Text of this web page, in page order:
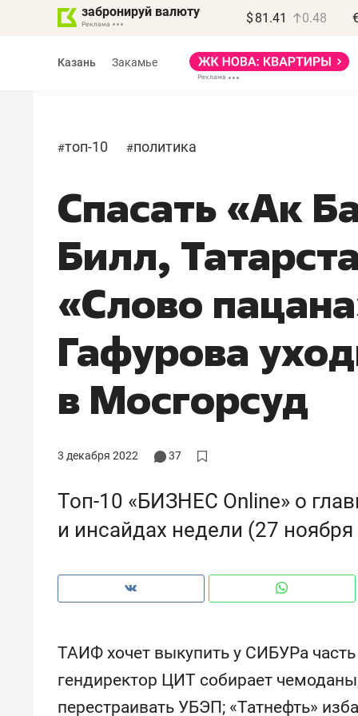
забронируй валюту $ 81.41 0.48
Казань Закамье
#топ-10 #политика
Спасать «Ак
Билл,
«Слово
Гафурова
в Мосгорсуд
3 декабря 2022 37
Топ-10 «БИЗНЕС Online» о
и инсайдах недели (27
ТАИФ хочет выкупить у СИБУРа
гендиректор ЦИТ собирает
перестраивать УБЭП; «Татнефть»
Василь Мазитов
МАРТ
«Не зная местных
потерять минимум
Как бизнесу выйти на зарубежные
рынки, почему надо знать
Рекомендуем
Как ГК «МИР ГРУПП» и ВТБ
создают оазис жилого
комфорта под Казанью
150
ID